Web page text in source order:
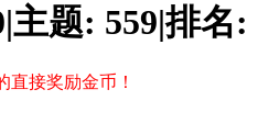
|主题: 559|排名:
接奖励金币！